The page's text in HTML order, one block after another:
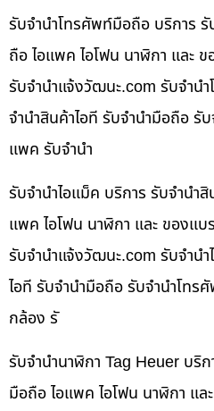
รับจำนำโทรศัพท์มือถือ บริการ รั
ถือ ไอแพค ไอโฟน นาฬิกา และ
รับจํานําแจ้งวัฒนะ.com รับจำน
จำนำสินค้าไอที รับจำนำมือถือ รั
แพค รับจำนำ
รับจำนำไอแม็ค บริการ รับจำนำ
แพค ไอโฟน นาฬิกา และ ของแบ
รับจํานําแจ้งวัฒนะ.com รับจำน
ไอที รับจำนำมือถือ รับจำนำโทร
กล้อง รั
รับจำนำนาฬิกา Tag Heuer บริ
มือถือ ไอแพค ไอโฟน นาฬิกา แ